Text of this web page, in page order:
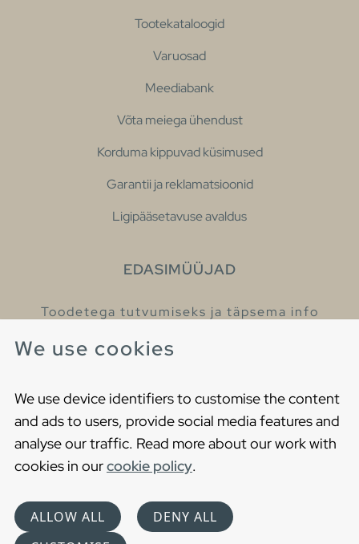
We use cookies
We use device identifiers to customise the content
and ads to users, provide social media features and
analyse our traffic. Read more about our work with
cookies in ourcookie policy.
ALLOW ALL
DENY ALL
Tootekataloogid
Varuosad
Meediabank
Võta meiega ühendust
Korduma kippuvad küsimused
Garantii ja reklamatsioonid
Ligipääsetavuse avaldus
EDASIMÜÜJAD
Toodetega tutvumiseks ja täpsema info
Cookies
Privaatsuspoliitika
Choose language